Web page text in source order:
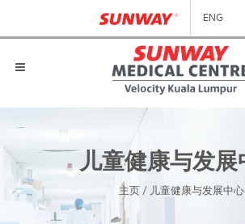
ENG
儿童健康与发展
主页 / 儿童健康与发展中心